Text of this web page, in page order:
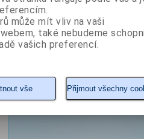
může mít vliv na vaši
také nebudeme schopni
vašich preferencí.
vše Přijmout všechny